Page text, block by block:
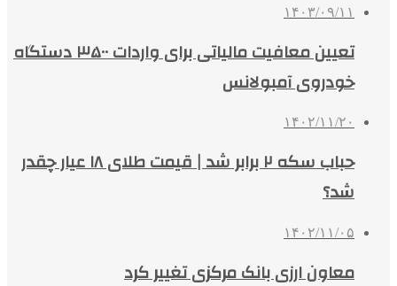
۱۴۰۳/۰۹/۱۱
تعیین معافیت مالیاتی برای واردات ۳۵۰۰ دستگاه
خودروی آمبولانس
۱۴۰۲/۱۱/۲۰
حباب سکه ۲ برابر شد | قیمت طلای ۱۸ عیار چقدر
شد؟
۱۴۰۲/۱۱/۰۵
معاون ارزی بانک مرکزی تغییر کرد